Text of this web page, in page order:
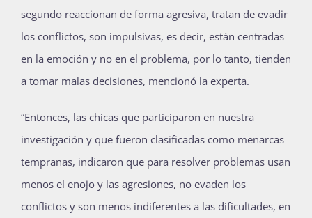
segundo reaccionan de forma agresiva, tratan de evadir
los conflictos, son impulsivas, es decir, están centradas
en la emoción y no en el problema, por lo tanto, tienden
a tomar malas decisiones, mencionó la experta.
“Entonces, las chicas que participaron en nuestra
investigación y que fueron clasificadas como menarcas
tempranas, indicaron que para resolver problemas usan
menos el enojo y las agresiones, no evaden los
conflictos y son menos indiferentes a las dificultades, en